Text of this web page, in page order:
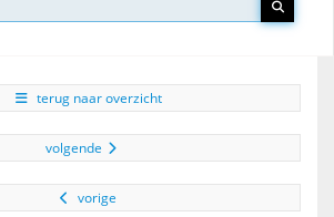
terug naar overzicht
volgende
vorige